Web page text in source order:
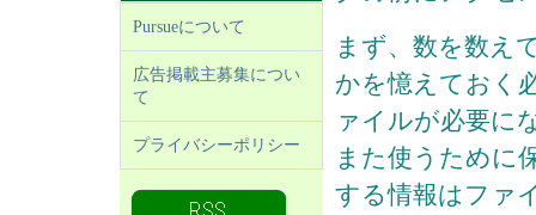
Pursueについて
広告掲載主募集につい
て
プライバシーポリシー
まず、数を数え
かを憶えておく
ァイルが必要に
また使うために
する情報はファ